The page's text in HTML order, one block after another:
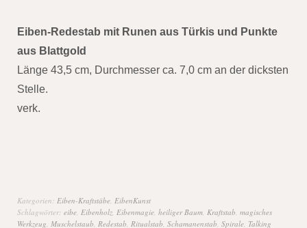
Eiben-Redestab mit Runen aus Türkis und Punkte
aus Blattgold
Länge 43,5 cm, Durchmesser ca. 7,0 cm an der dicksten
Stelle.
verk.
Kategorien: Eiben-Kraftstäbe, EibenKunst
Schlagwörter: eibe, Eibenholz, Eibenmagie, heiliger Baum, Kraftstab, magisches
Werkzeug, Muschelstaub, Redestab, Ritualstab, Schamanenstab, Spirale, Talking